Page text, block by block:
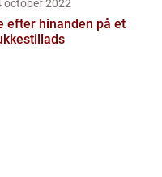
october 2022
efter hinanden på et